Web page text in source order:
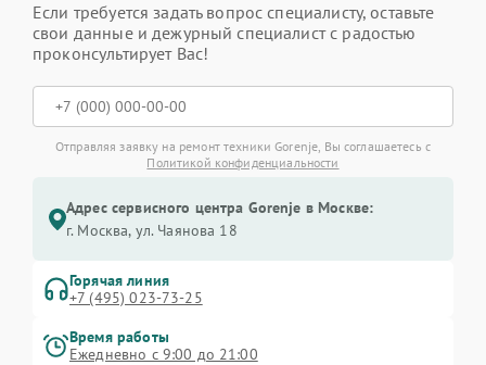
Если требуется задать вопрос специалисту, оставьте
свои данные и дежурный специалист с радостью
проконсультирует Вас!
Отправляя заявку на ремонт техники Gorenje, Вы соглашаетесь с
Политикой конфиденциальности
Адрес сервисного центра Gorenje в Москве:
г. Москва, ул. Чаянова 18
Горячая линия
+7 (495) 023-73-25
Время работы
Ежедневно с 9:00 до 21:00